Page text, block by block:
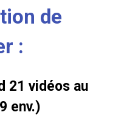
de
:
21 vidéos au
env.)